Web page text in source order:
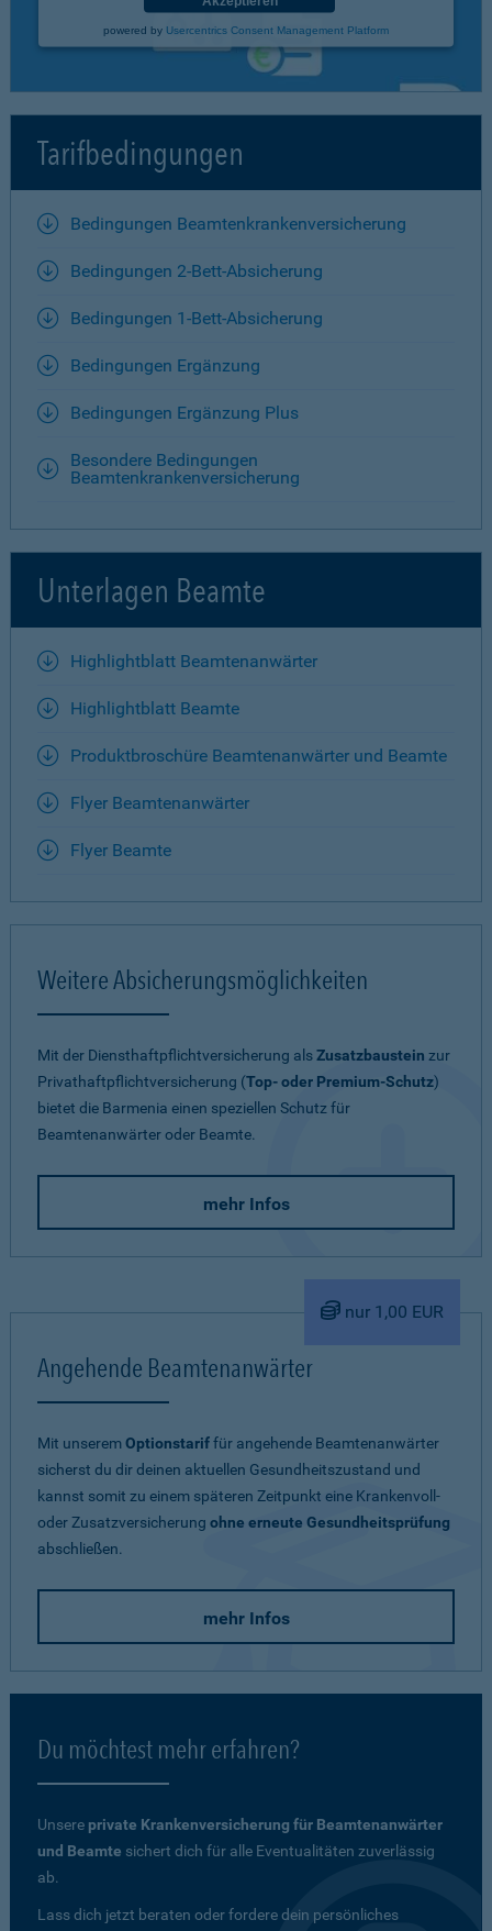
powered by Usercentrics Consent Management Platform
Tarifbedingungen
Bedingungen Beamtenkrankenversicherung
Bedingungen 2-Bett-Absicherung
Bedingungen 1-Bett-Absicherung
Bedingungen Ergänzung
Bedingungen Ergänzung Plus
Besondere Bedingungen
Beamtenkrankenversicherung
Unterlagen Beamte
Highlightblatt Beamtenanwärter
Highlightblatt Beamte
Produktbroschüre Beamtenanwärter und Beamte
Flyer Beamtenanwärter
Flyer Beamte
Weitere Absicherungsmöglichkeiten
Mit der Diensthaftpflichtversicherung alsZusatzbaustein zur
Privathaftpflichtversicherung (Top- oder Premium-Schutz)
bietet die Barmenia einen speziellen Schutz für
Beamtenanwärter oder Beamte.
mehr Infos
nur 1,00 EUR
Angehende Beamtenanwärter
Mit unseremOptionstariffür angehende Beamtenanwärter
sicherst du dir deinen aktuellen Gesundheitszustand und
kannst somit zu einem späteren Zeitpunkt eine Krankenvoll-
oder Zusatzversicherung ohne erneute Gesundheitsprüfung
abschließen.
mehr Infos
Du möchtest mehr erfahren?
Unsere private Krankenversicherung für Beamtenanwärter
und Beamte sichert dich für alle Eventualitäten zuverlässig
ab.
Lass dich jetzt beraten oder fordere dein persönliches